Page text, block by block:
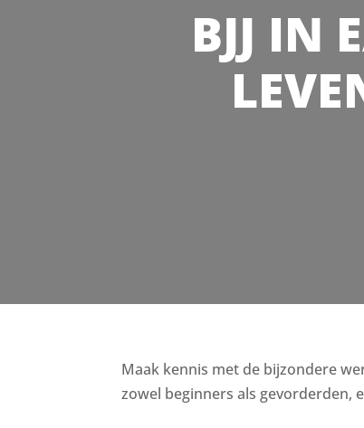
BJJ IN
Maak kennis met de bijzondere
zowel beginners als gevorderden,